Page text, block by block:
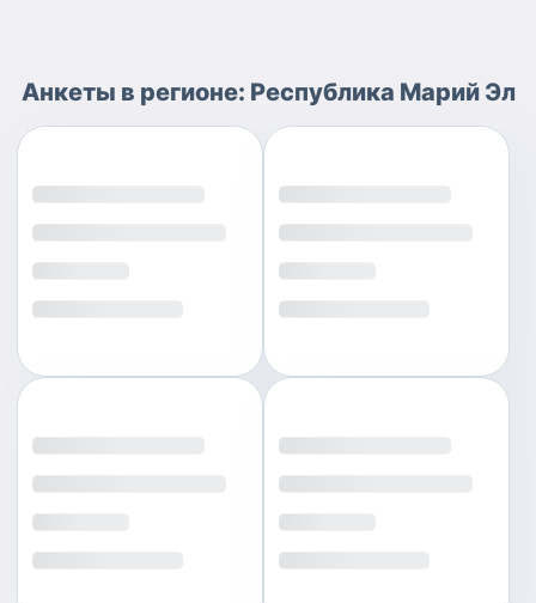
Анкеты в регионе: Республика Марий Эл